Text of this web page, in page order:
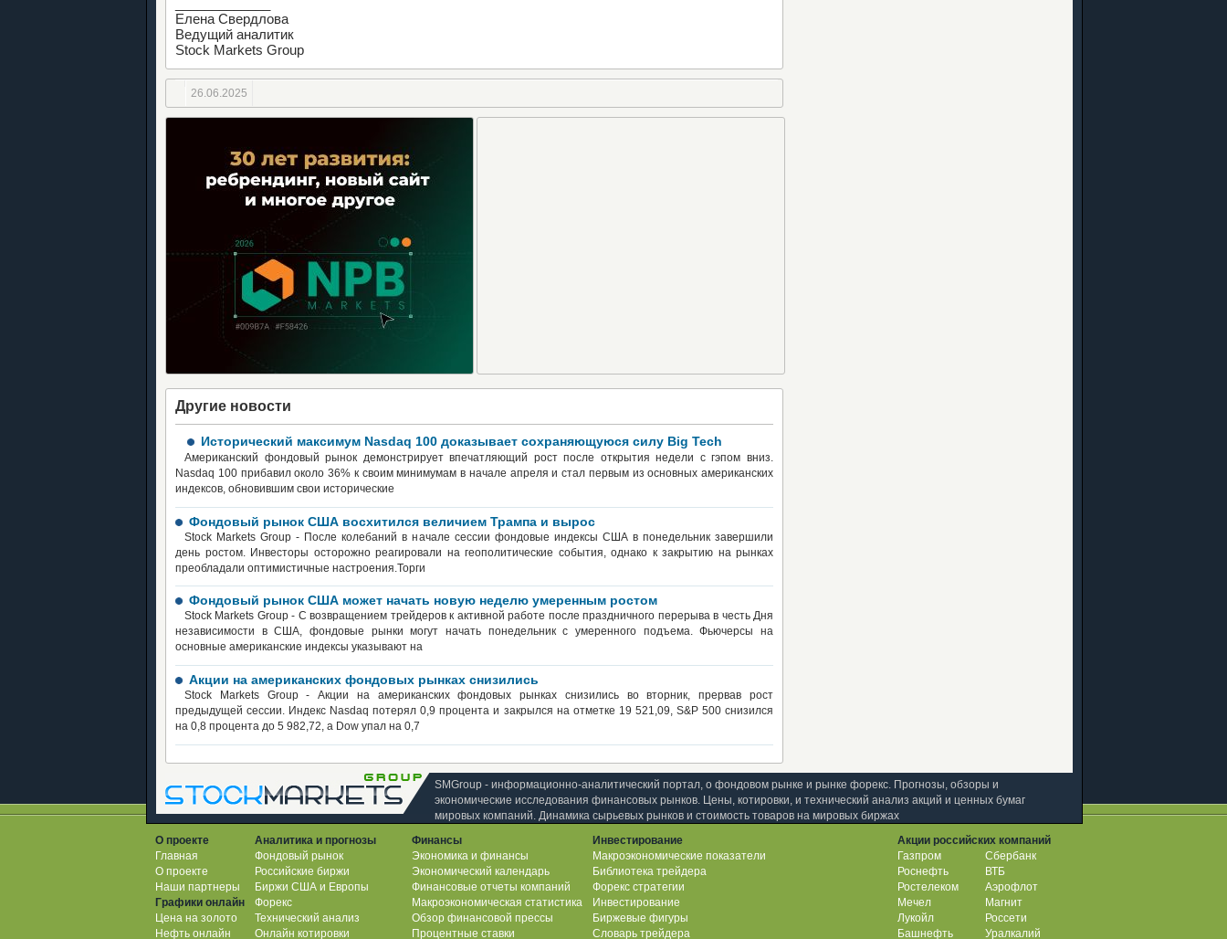
Елена Свердлова
Ведущий аналитик
Stock Markets Group
26.06.2025
Другие новости
Исторический максимум Nasdaq 100 доказывает сохраняющуюся силу Big Tech
Американский фондовый рынок демонстрирует впечатляющий рост после открытия недели с гэпом вниз.
Nasdaq 100 прибавил около 36% к своим минимумам в начале апреля и стал первым из основных американских
индексов, обновившим свои исторические
Фондовый рынок США восхитился величием Трампа и вырос
Stock Markets Group - После колебаний в начале сессии фондовые индексы США в понедельник завершили
день ростом. Инвесторы осторожно реагировали на геополитические события, однако к закрытию на рынках
преобладали оптимистичные настроения.Торги
Фондовый рынок США может начать новую неделю умеренным ростом
Stock Markets Group - С возвращением трейдеров к активной работе после праздничного перерыва в честь Дня
независимости в США, фондовые рынки могут начать понедельник с умеренного подъема. Фьючерсы на
основные американские индексы указывают на
Акции на американских фондовых рынках снизились
Stock Mаrkets Group - Акции на американских фондовых рынках снизились во вторник, прервав рост
предыдущей сессии. Индекс Nasdaq потерял 0,9 процента и закрылся на отметке 19 521,09, S&P 500 снизился
на 0,8 процента до 5 982,72, а Dow упал на 0,7
SMGroup - информационно-аналитический портал, о фондовом рынке и рынке форекс. Прогнозы, обзоры и
экономические исследования финансовых рынков. Цены, котировки, и технический анализ акций и ценных бумаг
мировых компаний. Динамика сырьевых рынков и стоимость товаров на мировых биржах
О проекте
Главная
О проекте
Наши партнеры
Графики онлайн
Цена на золото
Нефть онлайн
Аналитика и прогнозы
Фондовый рынок
Российские биржи
Биржи США и Европы
Форекс
Технический анализ
Онлайн котировки
Финансы
Экономика и финансы
Экономический календарь
Финансовые отчеты компаний
Макроэкономическая статистика
Обзор финансовой прессы
Процентные ставки
Инвестирование
Макроэкономические показатели
Библиотека трейдера
Форекс стратегии
Инвестирование
Биржевые фигуры
Словарь трейдера
Акции российских компаний
Газпром
Сбербанк
Роснефть
ВТБ
Ростелеком
Аэрофлот
Мечел
Магнит
Лукойл
Россети
Башнефть
Уралкалий